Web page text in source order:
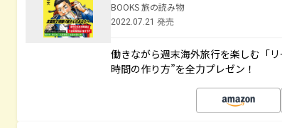
BOOKS 旅の読み物
2022.07.21 発売
働きながら週末海外旅行を楽しむ「
時間の作り方”を全力プレゼン！